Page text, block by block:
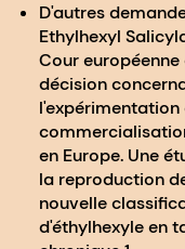
D'autres
Ethylhexyl
Cour
décision
en Europe. Une
la reproduction
nouvelle
d'éthylhexyle en